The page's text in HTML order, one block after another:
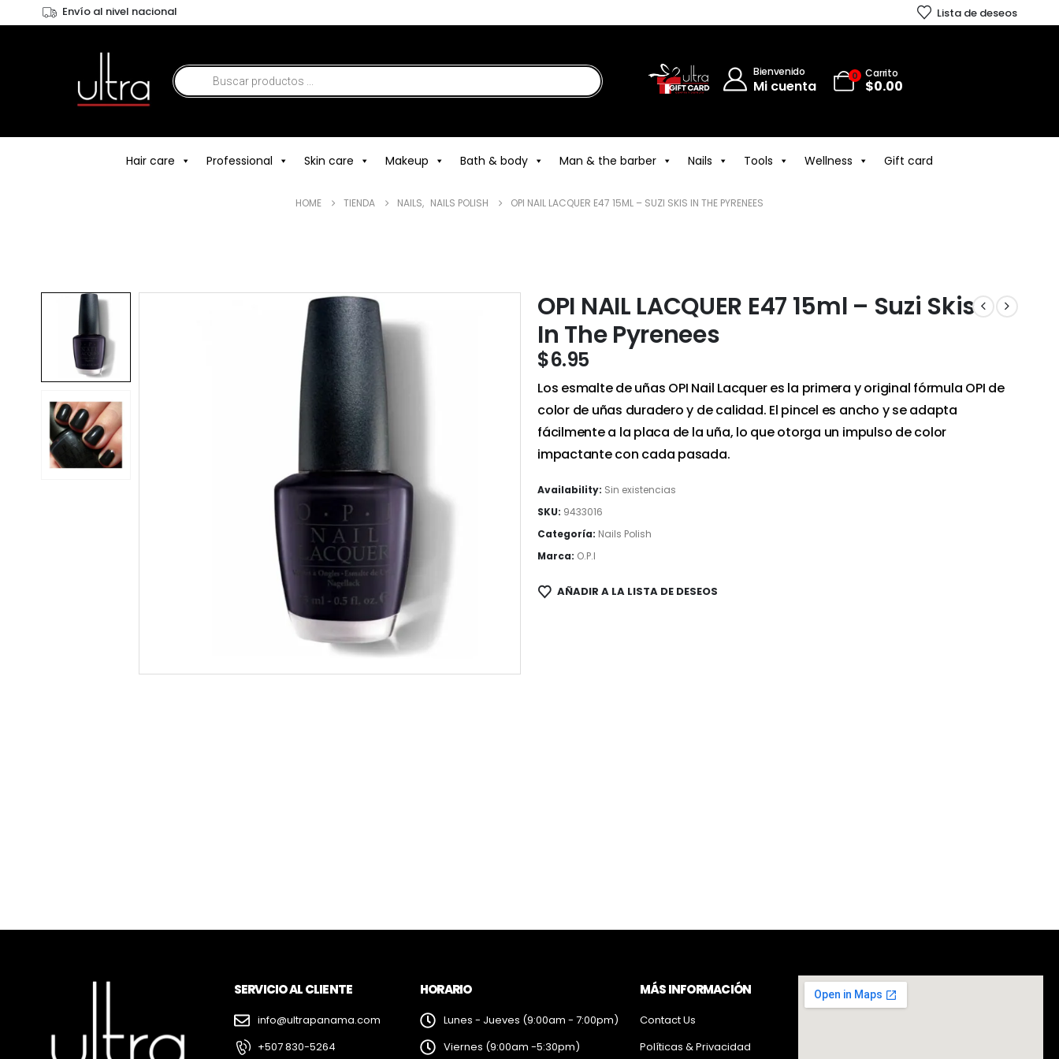
Envío al nivel nacional Lista de deseos
Bienvenido
Mi cuenta
0 Carrito
$0.00
Hair care Professional Skin care Makeup Bath & body Man & the barber Nails Tools Wellness Gift card
HOME TIENDA NAILS, NAILS POLISH OPI NAIL LACQUER E47 15ML – SUZI SKIS IN THE PYRENEES
OPI NAIL LACQUER E47 15ml – Suzi Skis
In The Pyrenees
$6.95
Los esmalte de uñas OPI Nail Lacquer es la primera y original fórmula OPI de
color de uñas duradero y de calidad. El pincel es ancho y se adapta
fácilmente a la placa de la uña, lo que otorga un impulso de color
impactante con cada pasada.
Availability: Sin existencias
SKU: 9433016
Categoría: Nails Polish
Marca: O.P.I
AÑADIR A LA LISTA DE DESEOS
SERVICIO AL CLIENTE
info@ultrapanama.com
+507 830-5264
HORARIO
Lunes - Jueves (9:00am - 7:00pm)
Viernes (9:00am -5:30pm)
MÁS INFORMACIÓN
Contact Us
Políticas & Privacidad